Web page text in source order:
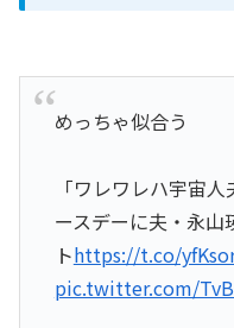
めっちゃ似合う
「ワレワレハ宇宙
ースデーに夫・永山
トhttps://t.co/
pic.twitter.com/